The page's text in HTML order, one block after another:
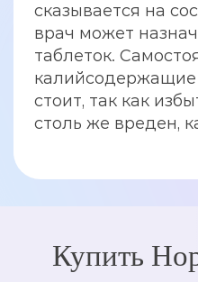
сказывается на
врач может
таблеток.
стоит, так как
столь же вреден,
Купить